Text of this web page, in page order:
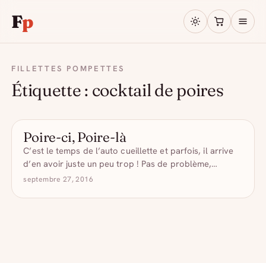
Fp
FILLETTES POMPETTES
Étiquette : cocktail de poires
LES COCKTAILS POMPETTES
Poire-ci, Poire-là
C’est le temps de l’auto cueillette et parfois, il arrive
d’en avoir juste un peu trop ! Pas de problème,…
septembre 27, 2016